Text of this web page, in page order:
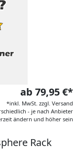
ab 79,95 €*
*inkl. MwSt. zzgl. Versand
- je nach Anbieter
ändern und höher sein
Rack